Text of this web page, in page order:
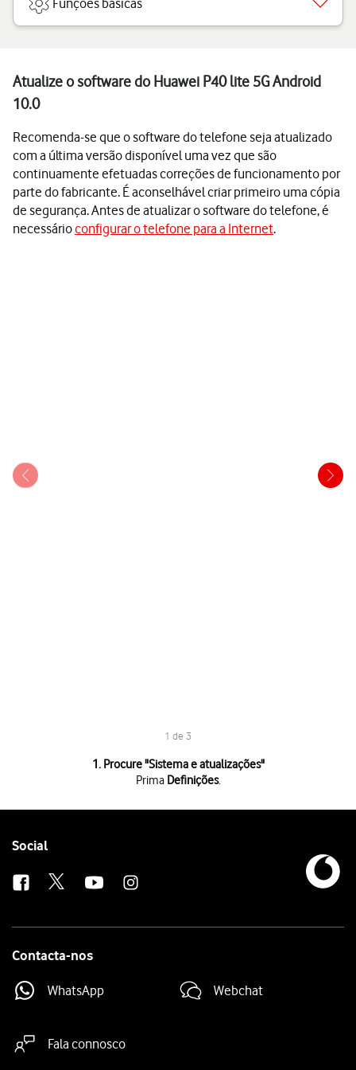
Funções básicas
Atualize o software do Huawei P40 lite 5G Android
10.0
Recomenda-se que o software do telefone seja atualizado
com a última versão disponível uma vez que são
continuamente efetuadas correções de funcionamento por
parte do fabricante. É aconselhável criar primeiro uma cópia
de segurança. Antes de atualizar o software do telefone, é
necessárioconfigurar o telefone para a Internet.
1 de 3
1. Procure "Sistema e atualizações"
Prima Definições.
PrimaSistema e atualizações.
Follow
Social
Contacta-nos
WhatsApp Webchat
Fala connosco